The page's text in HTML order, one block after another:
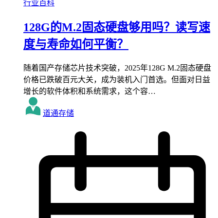
行业百科
128G的M.2固态硬盘够用吗？读写速
度与寿命如何平衡？
随着国产存储芯片技术突破，2025年128G M.2固态硬盘
价格已跌破百元大关，成为装机入门首选。但面对日益
增长的软件体积和系统需求，这个容…
道通存储